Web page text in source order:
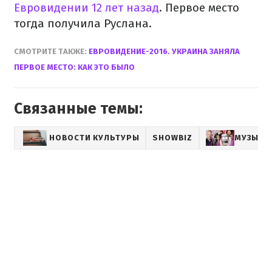
Евровидении 12 лет назад. Первое место
тогда получила Руслана.
СМОТРИТЕ ТАКЖЕ: ЕВРОВИДЕНИЕ-2016. УКРАИНА ЗАНЯЛА
ПЕРВОЕ МЕСТО: КАК ЭТО БЫЛО
Связанные темы:
НОВОСТИ КУЛЬТУРЫ SHOWBIZ МУЗЫКА